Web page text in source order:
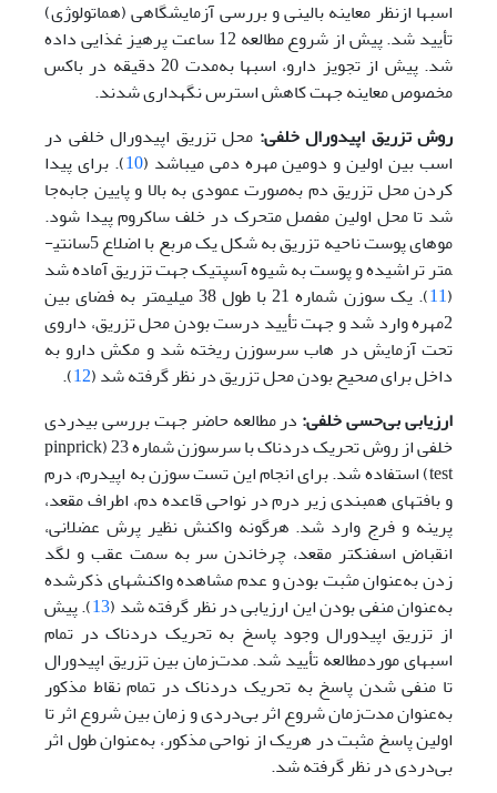
اسب­ها از‌نظر معاینه بالینی و بررسی آزمایشگاهی (هماتولوژی)
تأیید شد. پیش از شروع مطالعه 12 ساعت پرهیز غذایی داده
شد. پیش از تجویز دارو، اسب­ها به‌مدت 20 دقیقه در باکس
مخصوص معاینه جهت کاهش استرس نگهداری شدند.
روش تزریق اپیدورال خلفی: محل تزریق اپیدورال خلفی در
اسب بین اولین و دومین مهره دمی می­باشد (10). برای پیدا
کردن محل تزریق دم به‌صورت عمودی به بالا و پایین جابه‌جا
شد تا محل اولین مفصل متحرک در خلف ساکروم پیدا شود.
موهای پوست ناحیه تزریق به شکل یک مربع با اضلاع 5سانتی­
متر تراشیده و پوست به شیوه آسپتیک جهت تزریق آماده شد
(
11
). یک سوزن شماره 21 با طول 38 میلی­متر به فضای بین
2مهره وارد شد و جهت تأیید درست بودن محل تزریق، داروی
تحت آزمایش در هاب سرسوزن ریخته شد و مکش دارو به
داخل برای صحیح بودن محل تزریق در نظر گرفته شد (12
).
ارزیابی ‌بی‌حسی خلفی: در مطالعه حاضر جهت بررسی بی­دردی
خلفی از روش تحریک دردناک با سرسوزن شماره 23 (pinprick
test) استفاده شد. برای انجام این تست سوزن به اپیدرم، درم
و بافت­های همبندی زیر درم در نواحی قاعده دم، اطراف مقعد،
پرینه و فرج وارد شد. هرگونه واکنش نظیر پرش عضلانی،
انقباض اسفنکتر مقعد، چرخاندن سر به سمت عقب و لگد
زدن به‌عنوان مثبت بودن و عدم مشاهده واکنش­های ذکر‌شده
به‌عنوان منفی بودن این ارزیابی در نظر گرفته شد (13). پیش
از تزریق اپیدورال وجود پاسخ به تحریک دردناک در تمام
اسب­های مورد‌مطالعه تأیید شد. مدت‌زمان بین تزریق اپیدورال
تا منفی شدن پاسخ به تحریک دردناک در تمام نقاط مذکور
به‌عنوان مدت‌زمان شروع اثر بی‌دردی و زمان بین شروع اثر تا
اولین پاسخ مثبت در هریک از نواحی مذکور، به‌عنوان طول اثر
بی‌دردی در نظر گرفته شد.